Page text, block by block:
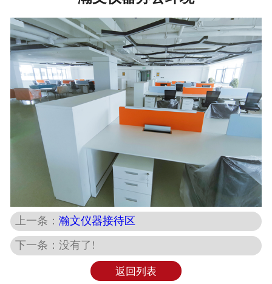
上一条：瀚文仪器接待区
下一条：没有了!
返回列表